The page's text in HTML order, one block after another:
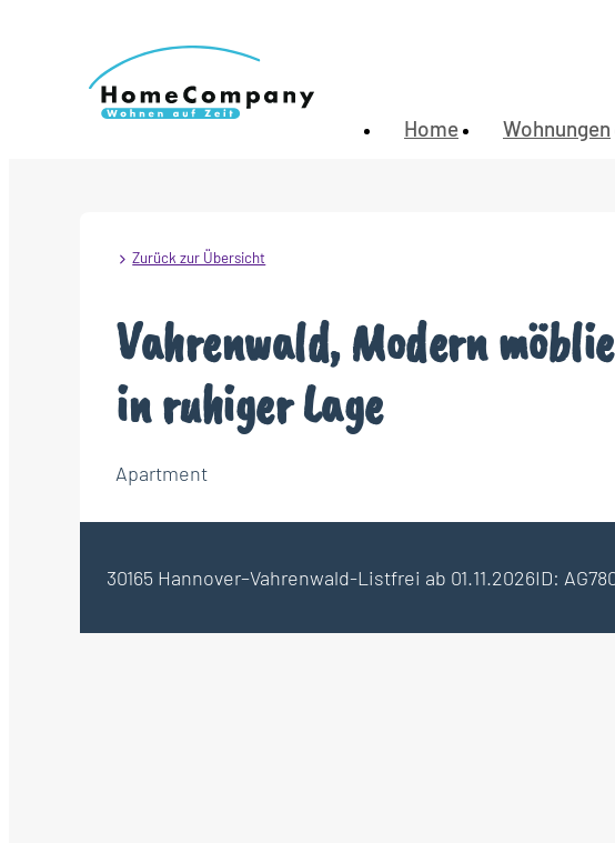
Home Wohnungen
Zurück zur Übersicht
Vahrenwald, Modern
in ruhiger Lage
Apartment
30165 Hannover–Vahrenwald-Listfrei ab 01.11.2026ID: